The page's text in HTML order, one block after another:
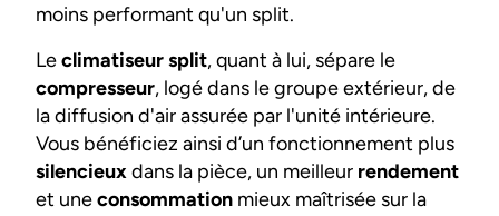
moins performant qu'un split.
Leclimatiseur split, quant à lui, sépare le
compresseur, logé dans le groupe extérieur, de
la diffusion d'air assurée par l'unité intérieure.
Vous bénéficiez ainsi d’un fonctionnement plus
silencieuxdans la pièce, un meilleur rendement
et uneconsommation mieux maîtrisée sur la